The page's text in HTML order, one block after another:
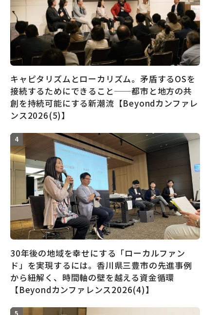
キャピタリズムとローカリズム。矛盾するOSを
接続するためにできること──都市と地方の共
創を持続可能にする新潮流【Beyondカンファレ
ンス2026(5)】
30年後の地域を幸せにする「ローカルファン
ド」を実現するには。香川県三豊市の先進事例
から紐解く、時間軸の壁を越える資金循環
【Beyondカンファレンス2026(4)】